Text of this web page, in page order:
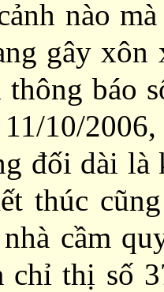
nào
gây
thông báo
10/
đối dài là
thúc
cầm
chỉ thị số